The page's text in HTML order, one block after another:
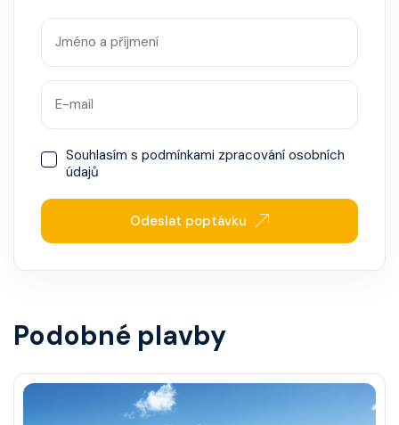
Souhlasím s podmínkami zpracování osobních
údajů
Odeslat poptávku
Podobné plavby